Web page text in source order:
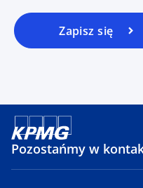
Zapisz się
Pozostańmy w